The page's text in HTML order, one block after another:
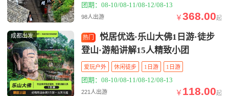
团期：08-10/08-11/08-12/08-13
98人出游 ￥368.00起
成都出发 热门
悦居优选·乐山大佛1日游·徒步
登山·游船讲解15人精致小团
爱玩户外 休闲徒步 1日游 1日游
团期：08-10/08-11/08-12/08-13
221人出游 ￥ 118.00起